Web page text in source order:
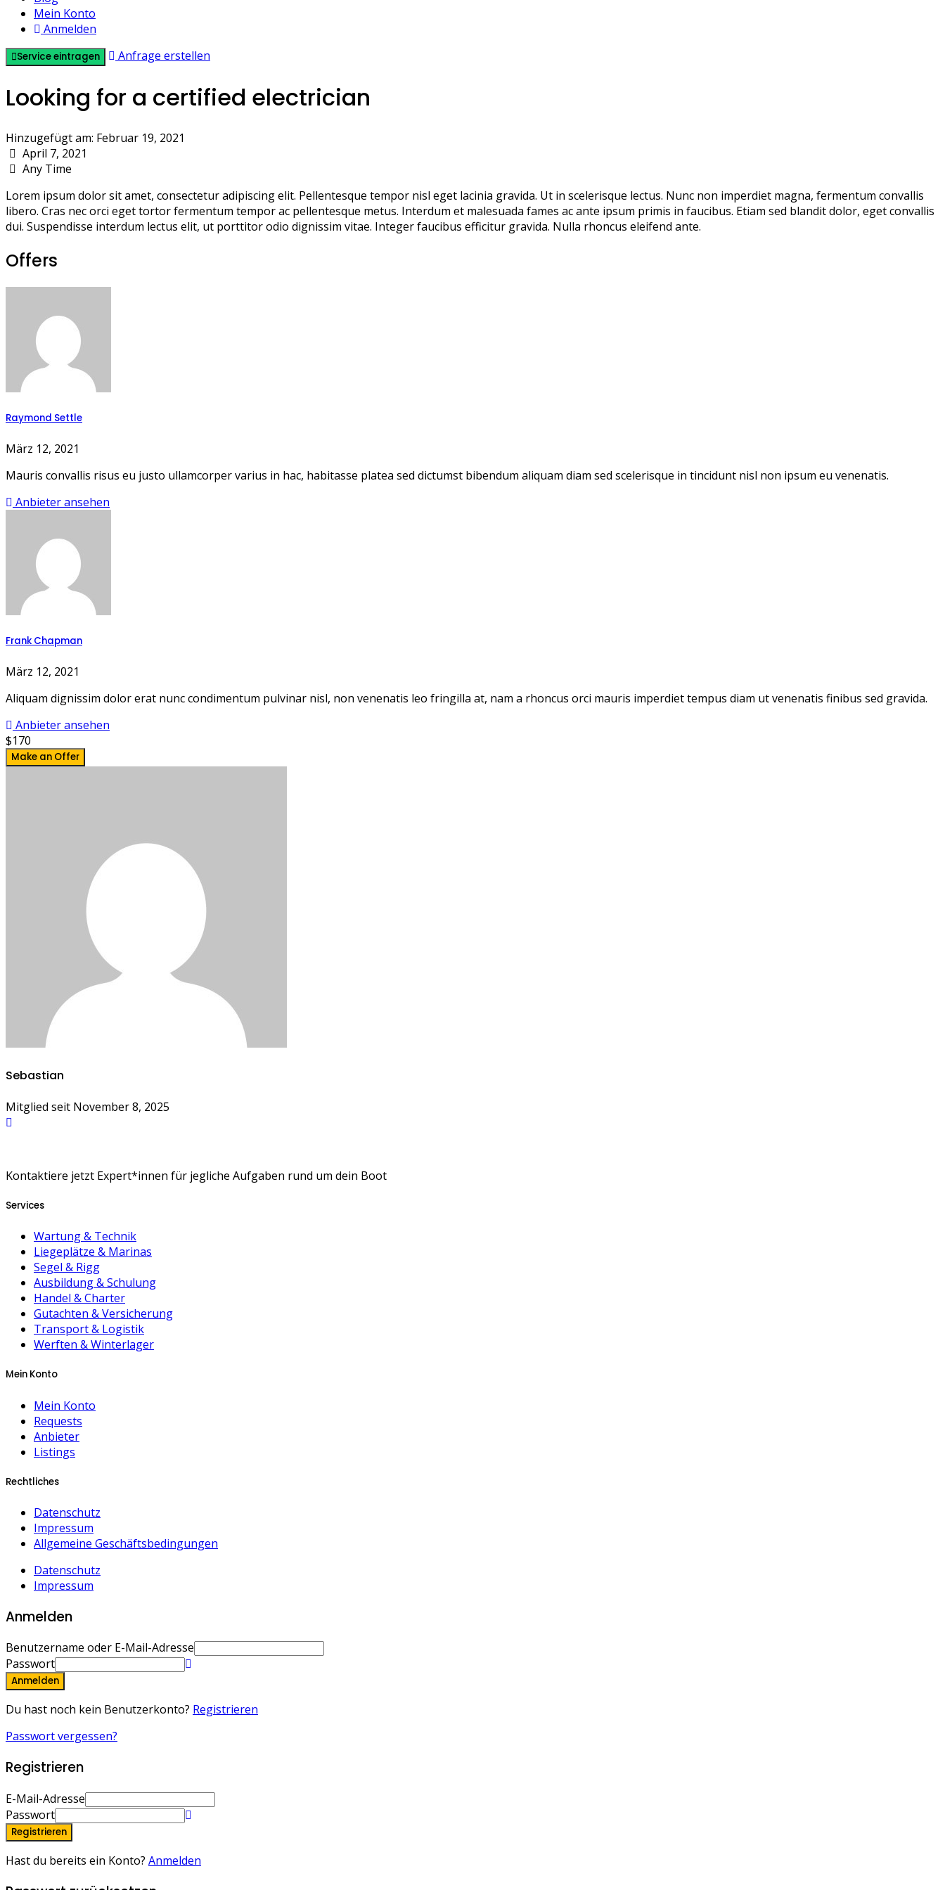
Mein Konto
Anmelden
Service eintragen Anfrage erstellen
Looking for a certified electrician
Hinzugefügt am: Februar 19, 2021
April 7, 2021
Any Time
Lorem ipsum dolor sit amet, consectetur adipiscing elit. Pellentesque tempor nisl eget lacinia gravida. Ut in scelerisque lectus. Nunc non imperdiet magna, fermentum convallis
libero. Cras nec orci eget tortor fermentum tempor ac pellentesque metus. Interdum et malesuada fames ac ante ipsum primis in faucibus. Etiam sed blandit dolor, eget convallis
dui. Suspendisse interdum lectus elit, ut porttitor odio dignissim vitae. Integer faucibus efficitur gravida. Nulla rhoncus eleifend ante.
Offers
Raymond Settle
März 12, 2021
Mauris convallis risus eu justo ullamcorper varius in hac, habitasse platea sed dictumst bibendum aliquam diam sed scelerisque in tincidunt nisl non ipsum eu venenatis.
Anbieter ansehen
Frank Chapman
März 12, 2021
Aliquam dignissim dolor erat nunc condimentum pulvinar nisl, non venenatis leo fringilla at, nam a rhoncus orci mauris imperdiet tempus diam ut venenatis finibus sed gravida.
Anbieter ansehen
$170
Make an Offer
Sebastian
Mitglied seit November 8, 2025
Kontaktiere jetzt Expert*innen für jegliche Aufgaben rund um dein Boot
Services
Wartung & Technik
Liegeplätze & Marinas
Segel & Rigg
Ausbildung & Schulung
Handel & Charter
Gutachten & Versicherung
Transport & Logistik
Werften & Winterlager
Mein Konto
Mein Konto
Requests
Anbieter
Listings
Rechtliches
Datenschutz
Impressum
Allgemeine Geschäftsbedingungen
Datenschutz
Impressum
Anmelden
Benutzername oder E-Mail-Adresse
Passwort
Anmelden
Du hast noch kein Benutzerkonto? Registrieren
Passwort vergessen?
Registrieren
E-Mail-Adresse
Passwort
Registrieren
Hast du bereits ein Konto? Anmelden